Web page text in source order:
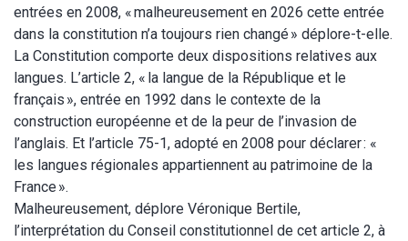
entrées en 2008, « malheureusement en 2026 cette entrée
dans la constitution n’a toujours rien changé » déplore-t-elle.
La Constitution comporte deux dispositions relatives aux
langues. L’article 2, « la langue de la République et le
français », entrée en 1992 dans le contexte de la
construction européenne et de la peur de l’invasion de
l’anglais. Et l’article 75-1, adopté en 2008 pour déclarer : «
les langues régionales appartiennent au patrimoine de la
France ».
Malheureusement, déplore Véronique Bertile,
l’interprétation du Conseil constitutionnel de cet article 2, à